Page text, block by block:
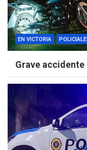
EN VICTORIA
Grave